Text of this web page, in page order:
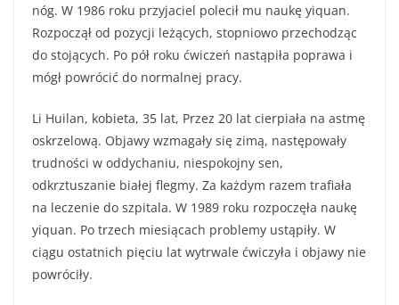
nóg. W 1986 roku przyjaciel polecił mu naukę yiquan.
Rozpoczął od pozycji leżących, stopniowo przechodząc
do stojących. Po pół roku ćwiczeń nastąpiła poprawa i
mógł powrócić do normalnej pracy.
Li Huilan, kobieta, 35 lat, Przez 20 lat cierpiała na astmę
oskrzelową. Objawy wzmagały się zimą, następowały
trudności w oddychaniu, niespokojny sen,
odkrztuszanie białej flegmy. Za każdym razem trafiała
na leczenie do szpitala. W 1989 roku rozpoczęła naukę
yiquan. Po trzech miesiącach problemy ustąpiły. W
ciągu ostatnich pięciu lat wytrwale ćwiczyła i objawy nie
powróciły.